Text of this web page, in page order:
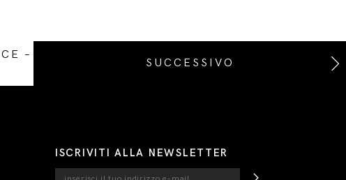
–
SUCCESSIVO
ISCRIVITI ALLA NEWSLETTER